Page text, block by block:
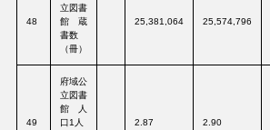
48
立図書
館 蔵
書数
（冊）
25,381,064 25,574,796
49
府域公
立図書
館 人
口1人
2.87 2.90